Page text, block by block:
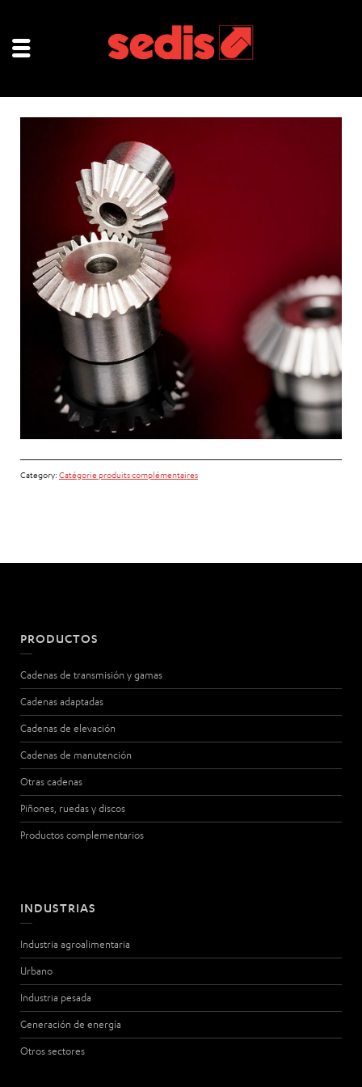
Category: Catégorie produits complémentaires
PRODUCTOS
Cadenas de transmisión y gamas
Cadenas adaptadas
Cadenas de elevación
Cadenas de manutención
Otras cadenas
Piñones, ruedas y discos
Productos complementarios
INDUSTRIAS
Industria agroalimentaria
Urbano
Industria pesada
Generación de energía
Otros sectores